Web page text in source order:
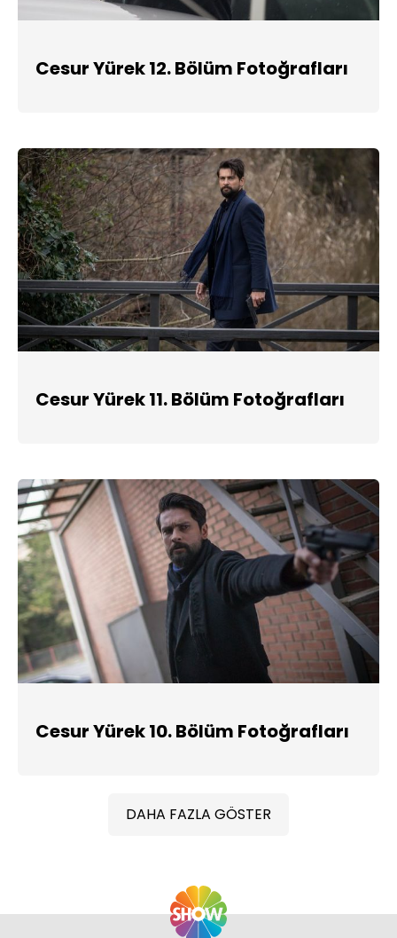
Cesur Yürek 12. Bölüm Fotoğrafları
Cesur Yürek 11. Bölüm Fotoğrafları
Cesur Yürek 10. Bölüm Fotoğrafları
DAHA FAZLA GÖSTER